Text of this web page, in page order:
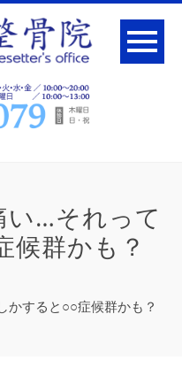
い…それって
候群かも？
かすると○○症候群かも？